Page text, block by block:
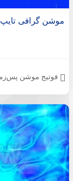
موشن گرافی تایپ
فوتیج موشن